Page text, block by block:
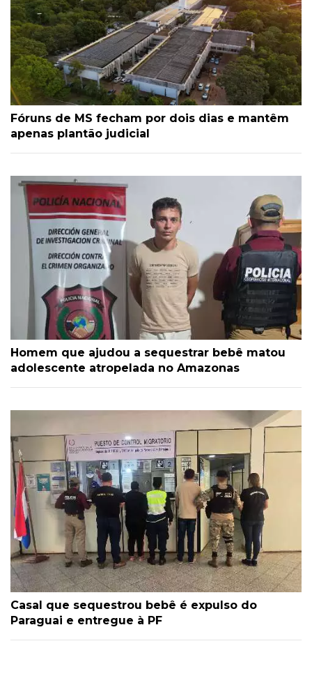
Fóruns de MS fecham por dois dias e mantêm
apenas plantão judicial
Homem que ajudou a sequestrar bebê matou
adolescente atropelada no Amazonas
Casal que sequestrou bebê é expulso do
Paraguai e entregue à PF